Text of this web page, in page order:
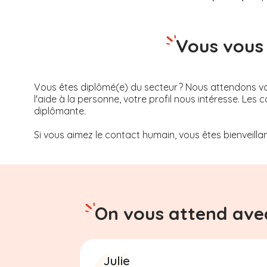
Vous
Vous êtes diplômé(e) du secteur ? Nous attendons
l'aide à la personne, votre profil nous intéresse.
diplômante.
Si vous aimez le contact humain, vous êtes
On vous attend
Julie